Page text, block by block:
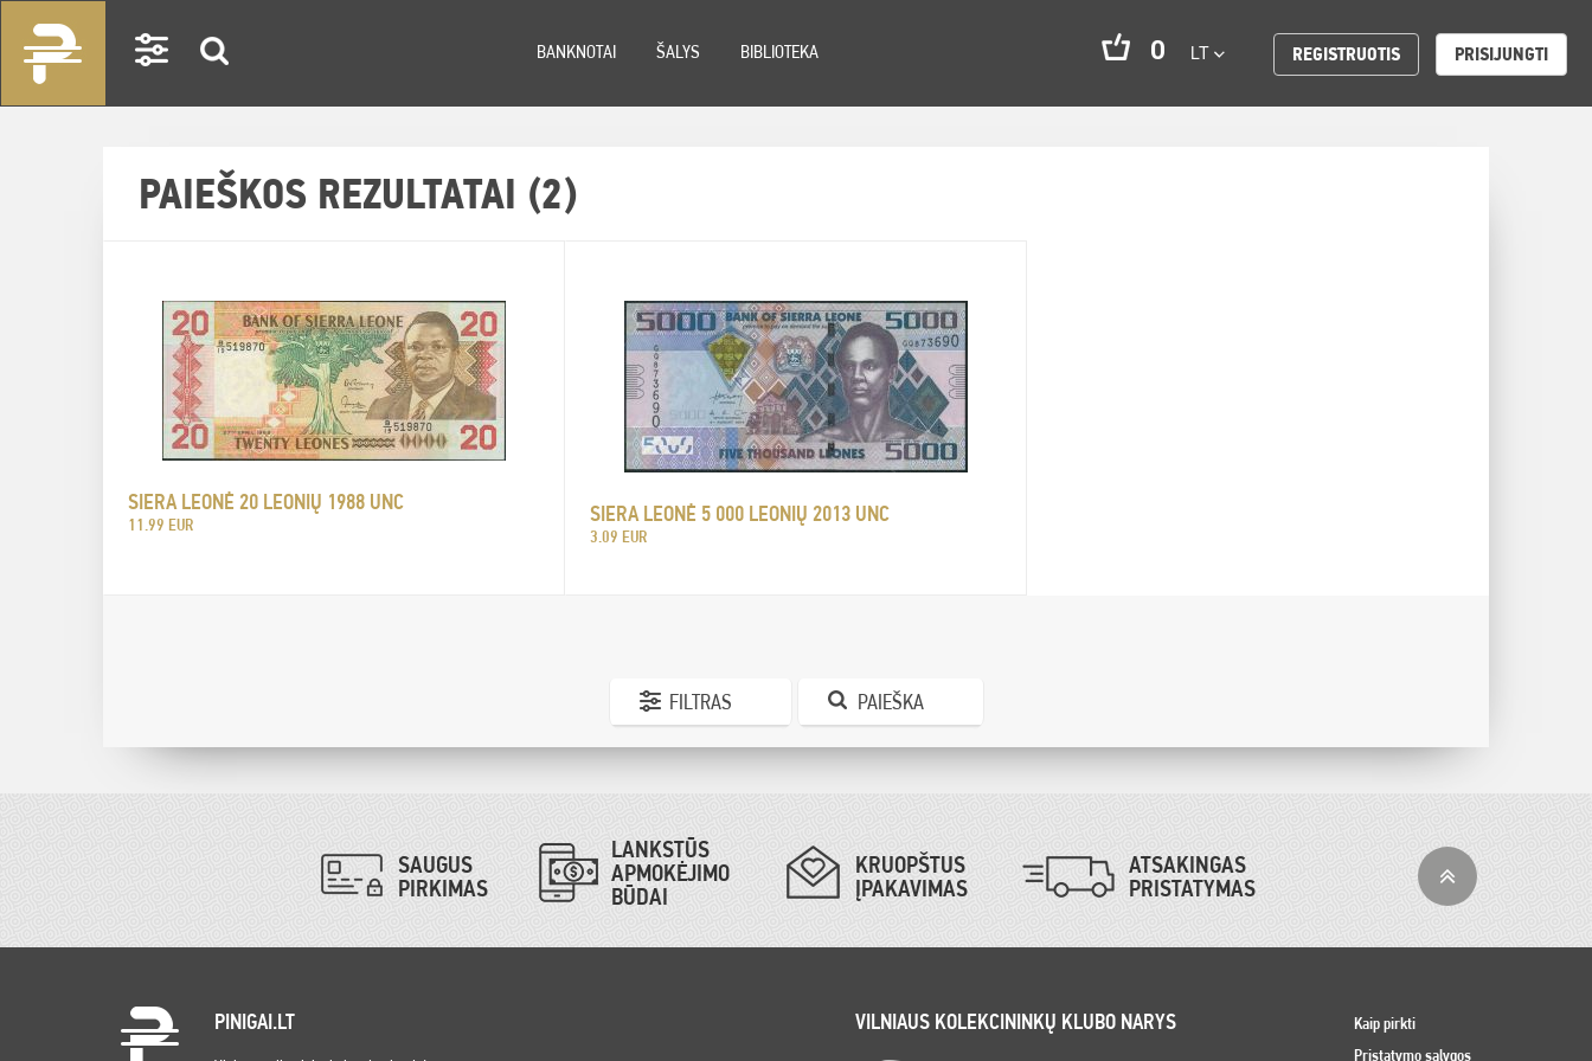
BANKNOTAI ŠALYS BIBLIOTEKA 0 LT REGISTRUOTIS PRISIJUNGTI
PAIEŠKOS REZULTATAI (2)
SIERA LEONĖ 20 LEONIŲ 1988 UNC
11.99 EUR SIERA LEONĖ 5 000 LEONIŲ 2013 UNC
3.09 EUR
FILTRAS PAIEŠKA
SAUGUS
PIRKIMAS
LANKSTŪS
APMOKĖJIMO
BŪDAI
KRUOPŠTUS
ĮPAKAVIMAS
ATSAKINGAS
PRISTATYMAS
PINIGAI.LT VILNIAUS KOLEKCININKŲ KLUBO NARYS
Kaip pirkti
Pristatymo sąlygos